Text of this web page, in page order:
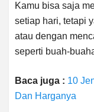
Kamu bisa saja
setiap hari, tetapi
atau dengan
seperti buah-
Baca juga : 10
Dan Harganya